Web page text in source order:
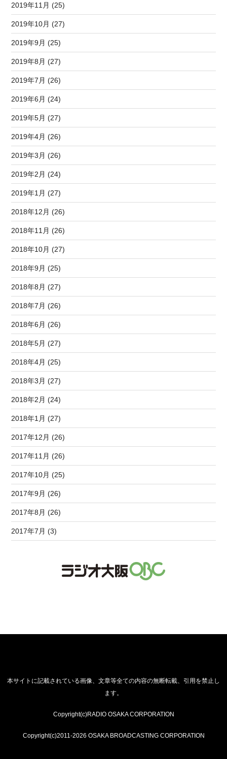
2019年11月 (25)
2019年10月 (27)
2019年9月 (25)
2019年8月 (27)
2019年7月 (26)
2019年6月 (24)
2019年5月 (27)
2019年4月 (26)
2019年3月 (26)
2019年2月 (24)
2019年1月 (27)
2018年12月 (26)
2018年11月 (26)
2018年10月 (27)
2018年9月 (25)
2018年8月 (27)
2018年7月 (26)
2018年6月 (26)
2018年5月 (27)
2018年4月 (25)
2018年3月 (27)
2018年2月 (24)
2018年1月 (27)
2017年12月 (26)
2017年11月 (26)
2017年10月 (25)
2017年9月 (26)
2017年8月 (26)
2017年7月 (3)
本サイトに記載されている画像、文章等全ての内容の無断転載、引用を禁止し
ます。
Copyright(c)RADIO OSAKA CORPORATION
Copyright(c)2011-2026 OSAKA BROADCASTING CORPORATION